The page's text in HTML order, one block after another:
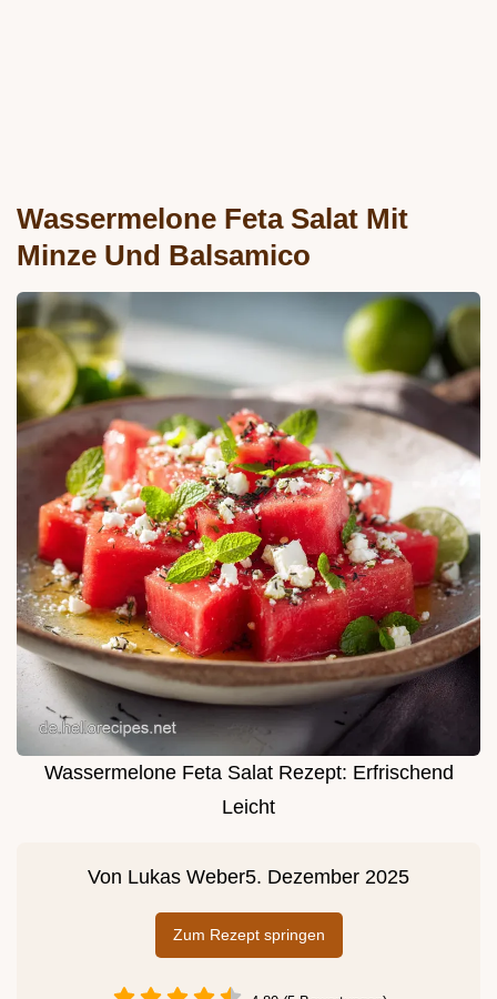
Wassermelone Feta Salat Mit
Minze Und Balsamico
Wassermelone Feta Salat Rezept: Erfrischend
Leicht
Von Lukas Weber5. Dezember 2025
Zum Rezept springen